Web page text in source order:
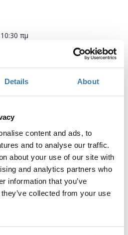
Details About
content and ads, to
and to analyse our traffic.
about your use of our site with
and analytics partners who
information that you’ve
collected from your use
10:30 πμ
εγγραφών έχει λήξει.
να δημιουργήσουν με